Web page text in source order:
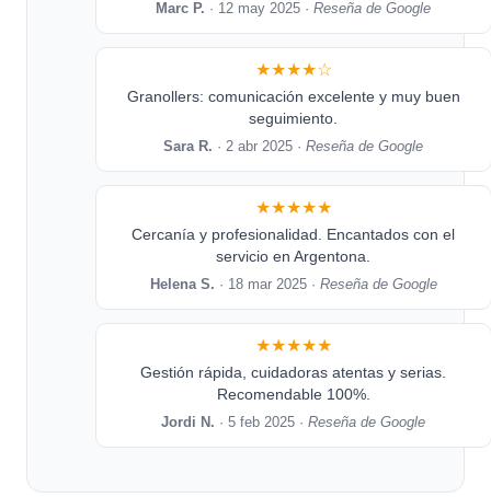
Marc P. · 12 may 2025 ·Reseña de Google
★★★★☆
Granollers: comunicación excelente y muy buen
seguimiento.
Sara R. · 2 abr 2025 ·Reseña de Google
★★★★★
Cercanía y profesionalidad. Encantados con el
servicio en Argentona.
Helena S. · 18 mar 2025 · Reseña de Google
★★★★★
Gestión rápida, cuidadoras atentas y serias.
Recomendable 100%.
Jordi N. · 5 feb 2025 ·Reseña de Google